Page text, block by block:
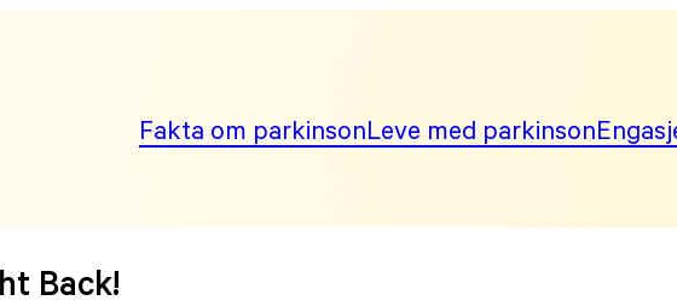
Fakta om parkinsonLeve med parkinson
Back!